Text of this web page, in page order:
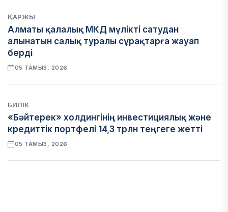
ҚАРЖЫ
Алматы қалалық МКД мүлікті сатудан
алынатын салық туралы сұрақтарға жауап
берді
05 ТАМЫЗ, 2026
БИЛІК
«Бәйтерек» холдингінің инвестициялық және
кредиттік портфелі 14,3 трлн теңгеге жетті
05 ТАМЫЗ, 2026